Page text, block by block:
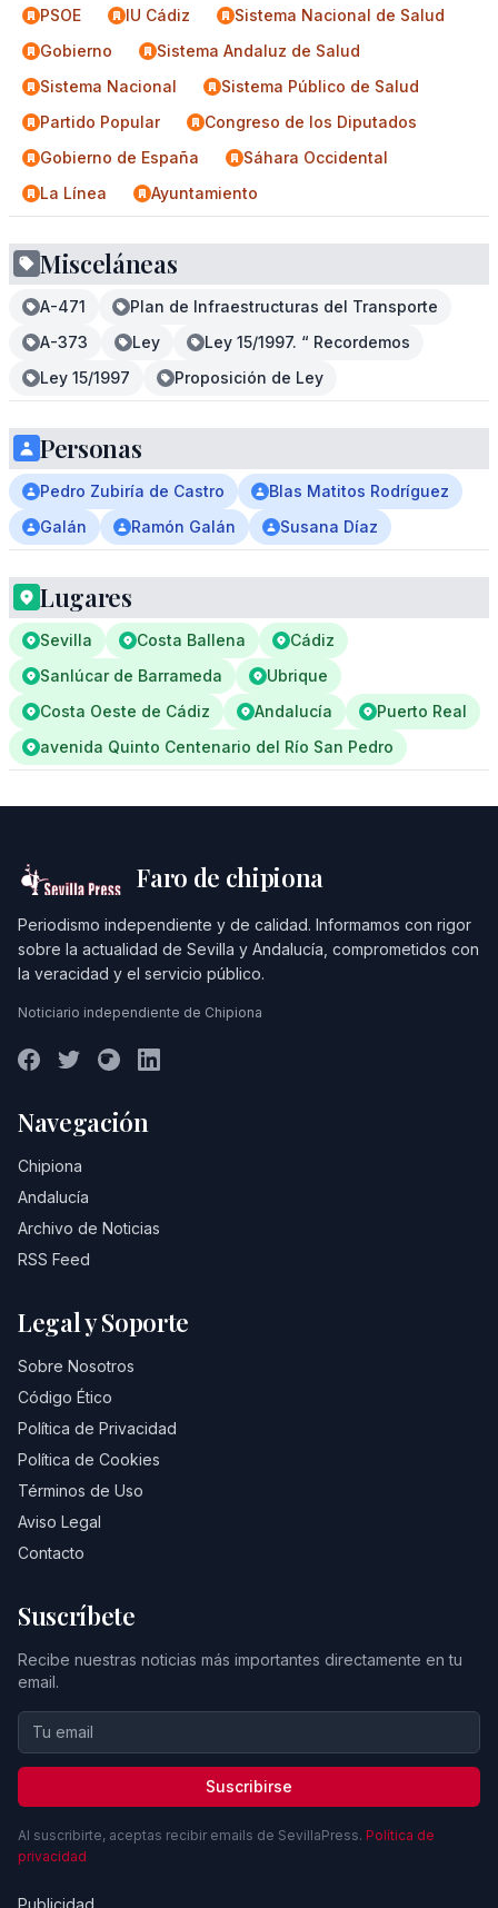
PSOE
IU Cádiz
Sistema Nacional de Salud
Gobierno
Sistema Andaluz de Salud
Sistema Nacional
Sistema Público de Salud
Partido Popular
Congreso de los Diputados
Gobierno de España
Sáhara Occidental
La Línea
Ayuntamiento
Misceláneas
A-471
Plan de Infraestructuras del Transporte
A-373
Ley
Ley 15/1997. “ Recordemos
Ley 15/1997
Proposición de Ley
Personas
Pedro Zubiría de Castro
Blas Matitos Rodríguez
Galán
Ramón Galán Susana Díaz
Lugares
Sevilla Costa Ballena
Cádiz
Sanlúcar de Barrameda
Ubrique
Costa Oeste de Cádiz
Andalucía
Puerto Real
avenida Quinto Centenario del Río San Pedro
Faro de chipiona
Periodismo independiente y de calidad. Informamos con rigor
sobre la actualidad de Sevilla y Andalucía, comprometidos con
la veracidad y el servicio público.
Noticiario independiente de Chipiona
Navegación
Chipiona
Andalucía
Archivo de Noticias
RSS Feed
Legal y Soporte
Sobre Nosotros
Código Ético
Política de Privacidad
Política de Cookies
Términos de Uso
Aviso Legal
Contacto
Suscríbete
Recibe nuestras noticias más importantes directamente en tu
email.
Suscribirse
Al suscribirte, aceptas recibir emails de SevillaPress. Política de
privacidad
Publicidad